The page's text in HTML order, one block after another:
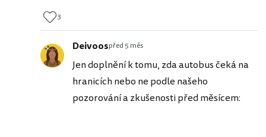
3
Deivoospřed 5 měs
Jen doplnění k tomu, zda autobus čeká na
hranicích nebo ne podle našeho
pozorování a zkušenosti před měsícem: